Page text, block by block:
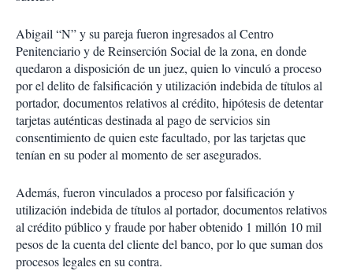
Abigail “N” y su pareja fueron ingresados al Centro
Penitenciario y de Reinserción Social de la zona, en donde
quedaron a disposición de un juez, quien lo vinculó a proceso
por el delito de falsificación y utilización indebida de títulos al
portador, documentos relativos al crédito, hipótesis de detentar
tarjetas auténticas destinada al pago de servicios sin
consentimiento de quien este facultado, por las tarjetas que
tenían en su poder al momento de ser asegurados.
Además, fueron vinculados a proceso por falsificación y
utilización indebida de títulos al portador, documentos relativos
al crédito público y fraude por haber obtenido 1 millón 10 mil
pesos de la cuenta del cliente del banco, por lo que suman dos
procesos legales en su contra.